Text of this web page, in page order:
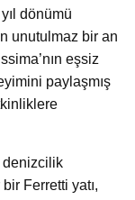
dönümü
unutulmaz bir an
eşsiz
paylaşmış
denizcilik
Ferretti yatı,